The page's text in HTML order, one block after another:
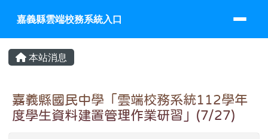
嘉義縣雲端校務系統入口
嘉義縣雲端校務系統入口
主內容區域
本站消息
嘉義縣國民中學「雲端校務系統112學年
度學生資料建置管理作業研習」(7/27)
頁尾區域